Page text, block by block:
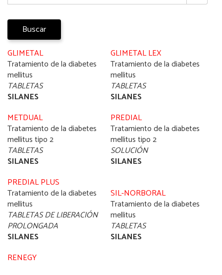
Buscar
GLIMETAL
Tratamiento de la diabetes
mellitus
TABLETAS
SILANES
GLIMETAL LEX
Tratamiento de la diabetes
mellitus
TABLETAS
SILANES
METDUAL
Tratamiento de la diabetes
mellitus tipo 2
TABLETAS
SILANES
PREDIAL
Tratamiento de la diabetes
mellitus tipo 2
SOLUCIÓN
SILANES
PREDIAL PLUS
Tratamiento de la diabetes
mellitus
TABLETAS DE LIBERACIÓN
PROLONGADA
SILANES
SIL-NORBORAL
Tratamiento de la diabetes
mellitus
TABLETAS
SILANES
RENEGY